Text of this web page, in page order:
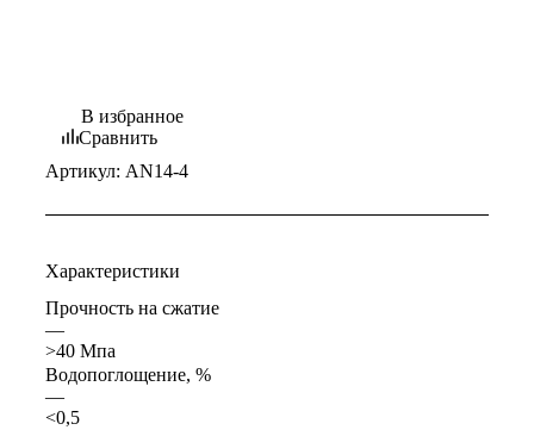
В избранное
Сравнить
Артикул: AN14-4
Характеристики
Прочность на сжатие
—
>40 Мпа
Водопоглощение, %
—
<0,5